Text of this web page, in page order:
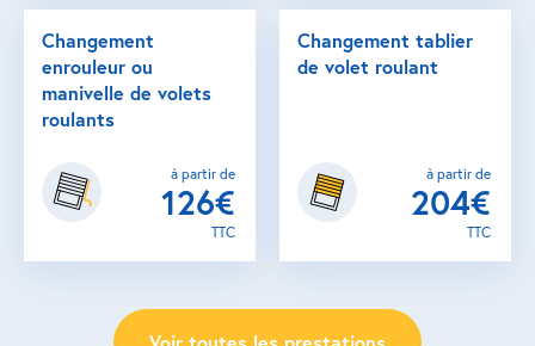
Changement
enrouleur ou
manivelle de volets
roulants
à partir de
126€
TTC
Changement tablier
de volet roulant
à partir de
204€
TTC